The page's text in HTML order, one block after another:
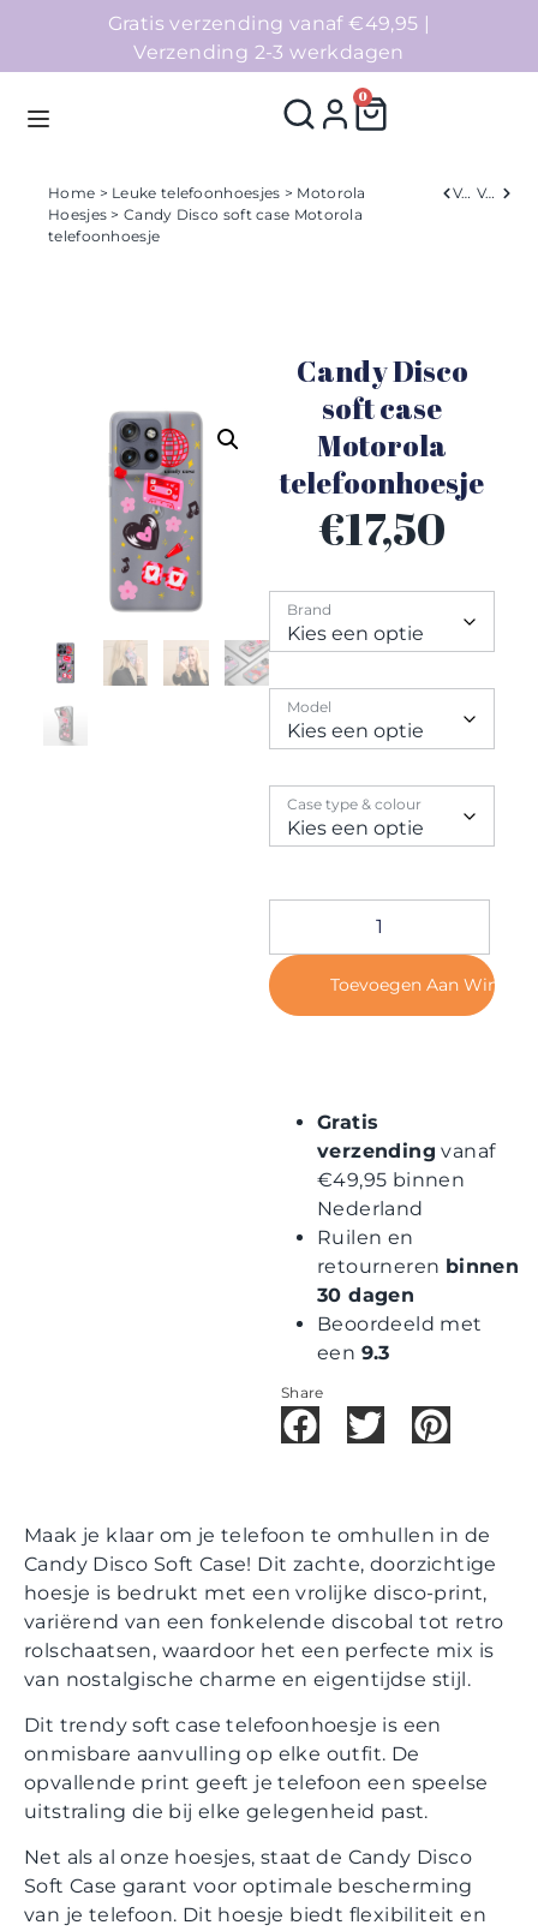
Gratis verzending vanaf €49,95 |
Verzending 2-3 werkdagen
0
Homepage
Collecties
Home > Leuke telefoonhoesjes > Motorola
Hoesjes > Candy Disco soft case Motorola
telefoonhoesje
Verleden Volgend
Candy Disco
soft case
Motorola
telefoonhoesje
€17,50
Brand
Model
Case type & colour
Toevoegen Aan
Gratis
verzending vanaf
€49,95 binnen
Nederland
Ruilen en
retourneren binnen
30 dagen
Beoordeeld met
een 9.3
Share
Maak je klaar om je telefoon te omhullen in de
Candy Disco Soft Case! Dit zachte, doorzichtige
hoesje is bedrukt met een vrolijke disco-print,
variërend van een fonkelende discobal tot retro
rolschaatsen, waardoor het een perfecte mix is
van nostalgische charme en eigentijdse stijl.
Dit trendy soft case telefoonhoesje is een
onmisbare aanvulling op elke outfit. De
opvallende print geeft je telefoon een speelse
uitstraling die bij elke gelegenheid past.
Net als al onze hoesjes, staat de Candy Disco
Soft Case garant voor optimale bescherming
van je telefoon. Dit hoesje biedt flexibiliteit en